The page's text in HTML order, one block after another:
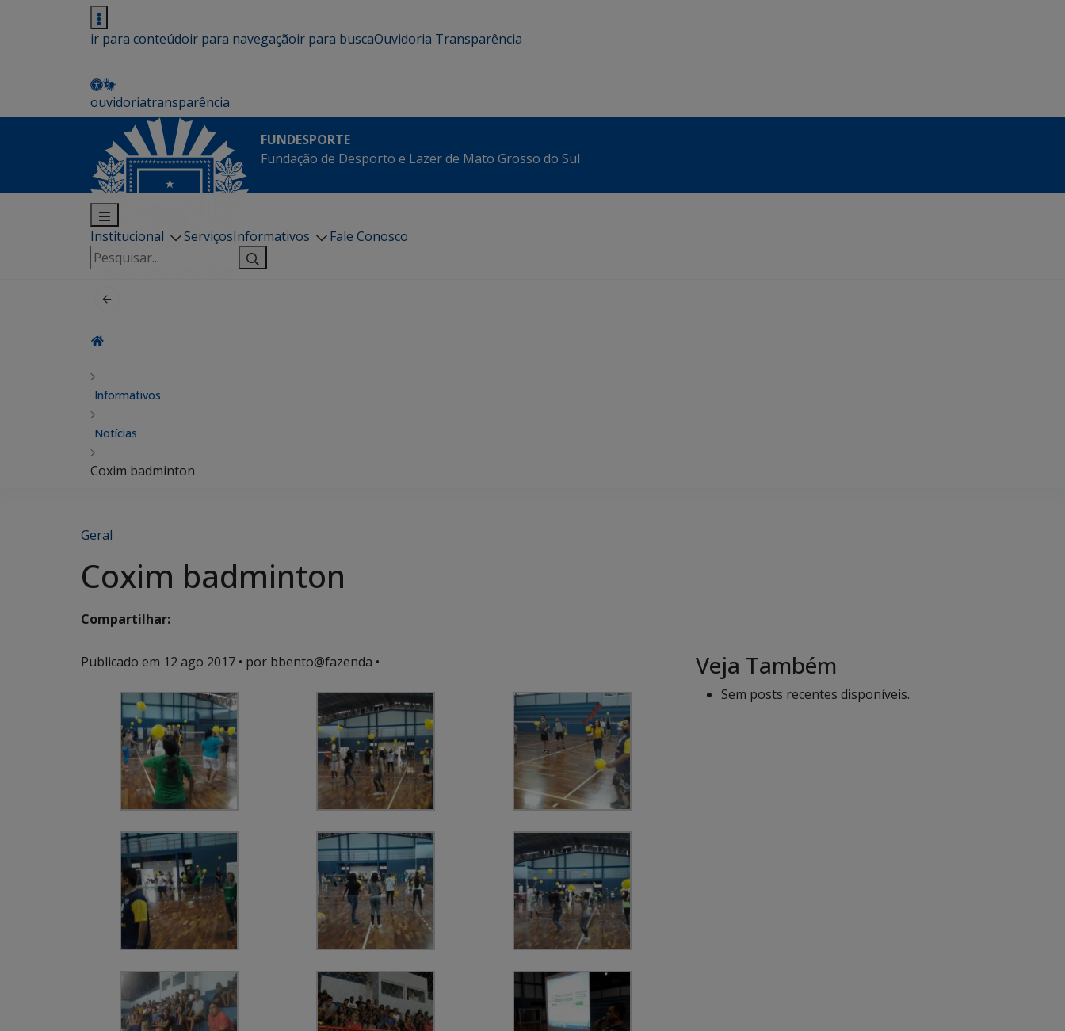
ir para conteúdoir para navegaçãoir para buscaOuvidoria Transparência
ouvidoriatransparência
FUNDESPORTE
Fundação de Desporto e Lazer de Mato Grosso do Sul
Institucional ServiçosInformativos
Fale Conosco
Pesquisar
por:
Informativos
Notícias
Coxim badminton
Geral
Coxim badminton
Compartilhar:
Publicado em 12 ago 2017 • por bbento@fazenda • Veja Também
Sem posts recentes disponíveis.